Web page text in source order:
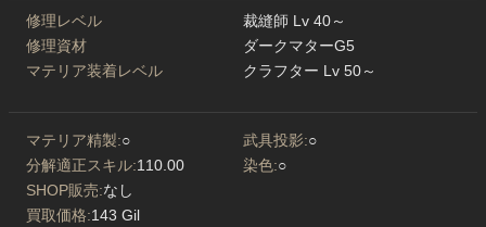
修理レベル
裁縫師 Lv 40～
修理資材
ダークマターG5
マテリア装着レベル
クラフター Lv 50～
マテリア精製:○ 武具投影:○
分解適正スキル:110.00 染色:○
SHOP販売:なし
買取価格:143 Gil